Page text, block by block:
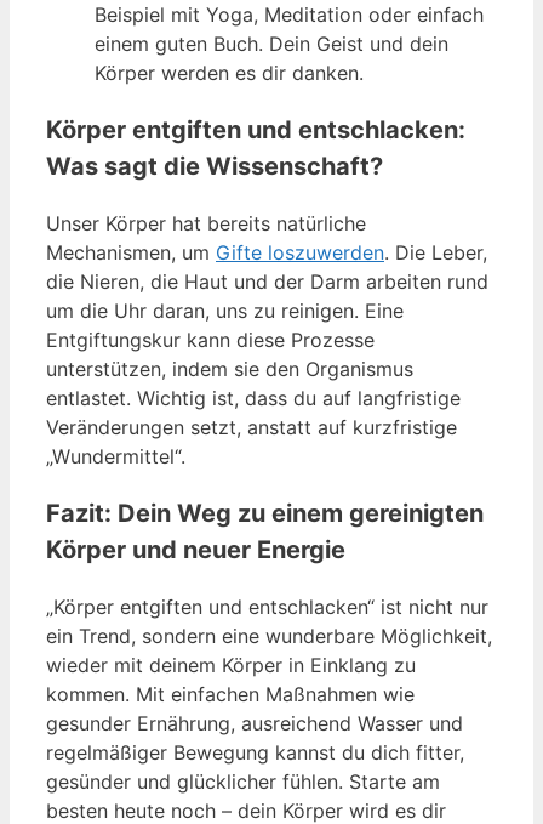
Beispiel mit Yoga, Meditation oder einfach
einem guten Buch. Dein Geist und dein
Körper werden es dir danken.
Körper entgiften und entschlacken:
Was sagt die Wissenschaft?
Unser Körper hat bereits natürliche
Mechanismen, um Gifte loszuwerden. Die Leber,
die Nieren, die Haut und der Darm arbeiten rund
um die Uhr daran, uns zu reinigen. Eine
Entgiftungskur kann diese Prozesse
unterstützen, indem sie den Organismus
entlastet. Wichtig ist, dass du auf langfristige
Veränderungen setzt, anstatt auf kurzfristige
„Wundermittel“.
Fazit: Dein Weg zu einem gereinigten
Körper und neuer Energie
„Körper entgiften und entschlacken“ ist nicht nur
ein Trend, sondern eine wunderbare Möglichkeit,
wieder mit deinem Körper in Einklang zu
kommen. Mit einfachen Maßnahmen wie
gesunder Ernährung, ausreichend Wasser und
regelmäßiger Bewegung kannst du dich fitter,
gesünder und glücklicher fühlen. Starte am
besten heute noch – dein Körper wird es dir